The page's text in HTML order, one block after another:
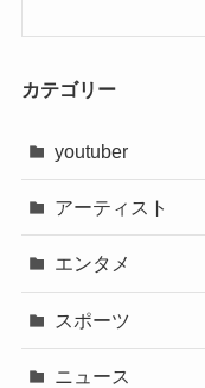
カテゴリー
youtuber
アーティスト
エンタメ
スポーツ
ニュース